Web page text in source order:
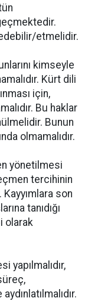
etmelidir.
kimseyle
Kürt dili
için,
Bu haklar
Bunun
olmamalıdır.
yönetilmesi
tercihinin
son
tanıdığı
olarak
yapılmalıdır,